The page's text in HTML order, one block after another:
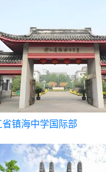
省镇海中学国际部